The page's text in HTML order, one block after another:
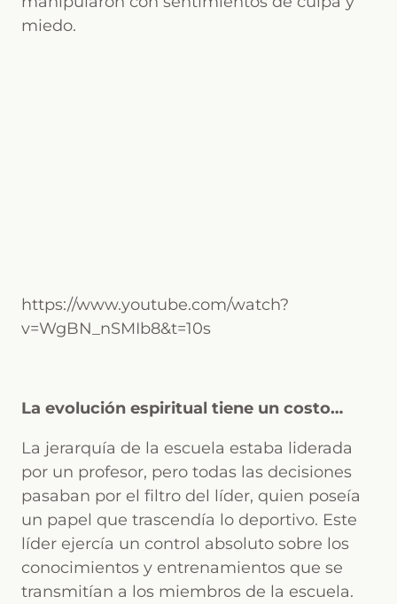
miedo.
https://www.youtube.com/watch?
v=WgBN_nSMIb8&t=10s
La evolución espiritual tiene un costo…
La jerarquía de la escuela estaba liderada
por un profesor, pero todas las decisiones
pasaban por el filtro del líder, quien poseía
un papel que trascendía lo deportivo. Este
líder ejercía un control absoluto sobre los
conocimientos y entrenamientos que se
transmitían a los miembros de la escuela.